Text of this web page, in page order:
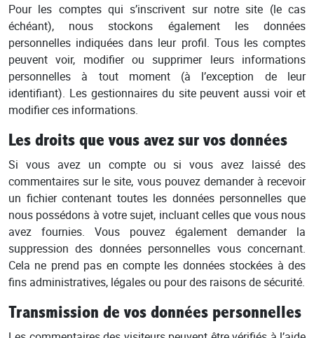
Pour les comptes qui s’inscrivent sur notre site (le cas
échéant), nous stockons également les données
personnelles indiquées dans leur profil. Tous les comptes
peuvent voir, modifier ou supprimer leurs informations
personnelles à tout moment (à l’exception de leur
identifiant). Les gestionnaires du site peuvent aussi voir et
modifier ces informations.
Les droits que vous avez sur vos données
Si vous avez un compte ou si vous avez laissé des
commentaires sur le site, vous pouvez demander à recevoir
un fichier contenant toutes les données personnelles que
nous possédons à votre sujet, incluant celles que vous nous
avez fournies. Vous pouvez également demander la
suppression des données personnelles vous concernant.
Cela ne prend pas en compte les données stockées à des
fins administratives, légales ou pour des raisons de sécurité.
Transmission de vos données personnelles